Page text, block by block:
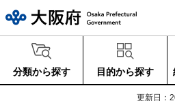
分類から探す 目的から探す
更新日：